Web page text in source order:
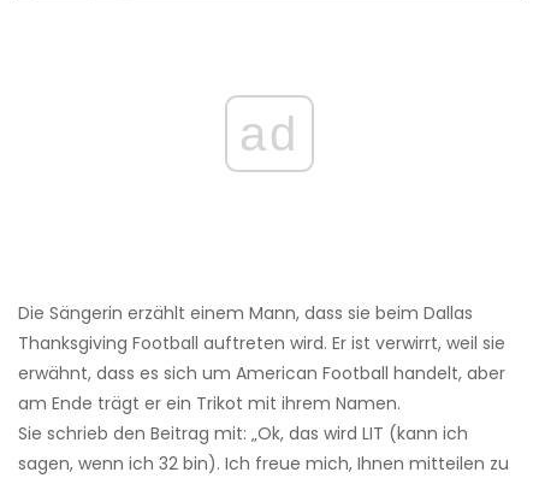
ad
Die Sängerin erzählt einem Mann, dass sie beim Dallas
Thanksgiving Football auftreten wird. Er ist verwirrt, weil sie
erwähnt, dass es sich um American Football handelt, aber
am Ende trägt er ein Trikot mit ihrem Namen.
Sie schrieb den Beitrag mit: „Ok, das wird LIT (kann ich
sagen, wenn ich 32 bin). Ich freue mich, Ihnen mitteilen zu